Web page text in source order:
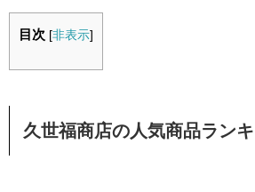
目次 [非表示]
久世福商店の人気商品ラン